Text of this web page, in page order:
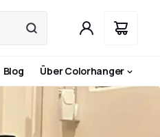
Blog Über Colorhanger